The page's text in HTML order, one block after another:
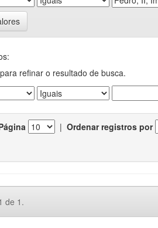
refinar o resultado de busca.
| Ordenar registros por
de 1.